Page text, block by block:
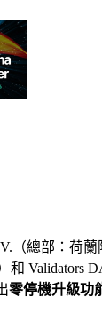
（總部：荷蘭
和 Validators
零停機升級功